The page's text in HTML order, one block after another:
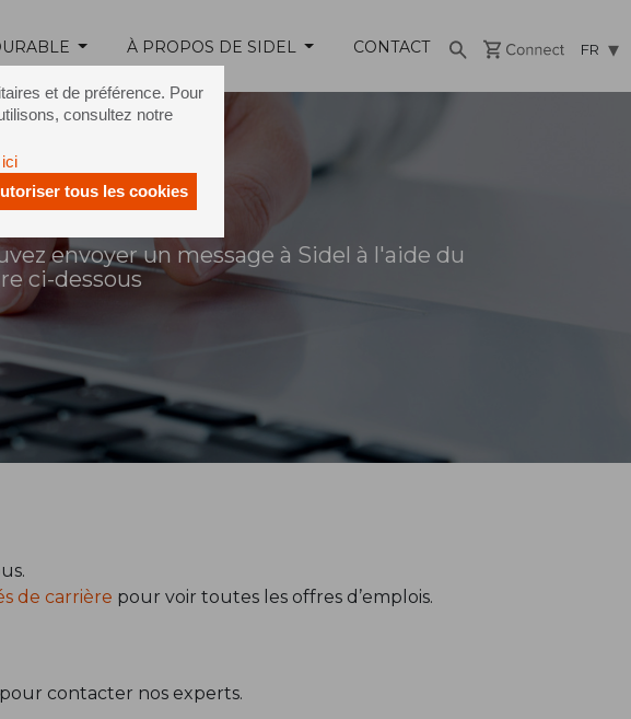
et de préférence. Pour
consultez notre
ici
tous les cookies
À PROPOS DE SIDEL CONTACT FR
envoyer un message à Sidel à l'aide du
ci-dessous
de carrière pour voir toutes les offres d’emplois.
contacter nos experts.